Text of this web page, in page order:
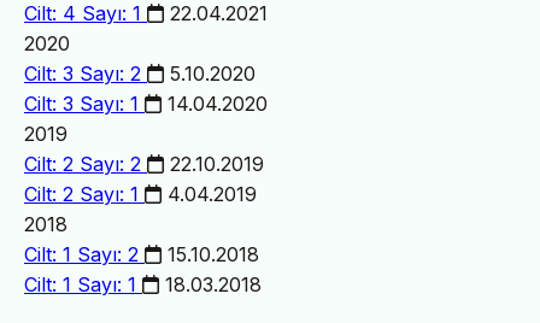
Cilt: 4 Sayı: 1
22.04.2021
2020
Cilt: 3 Sayı: 2
5.10.2020
Cilt: 3 Sayı: 1
14.04.2020
2019
Cilt: 2 Sayı: 2
22.10.2019
Cilt: 2 Sayı: 1
4.04.2019
2018
Cilt: 1 Sayı: 2
15.10.2018
Cilt: 1 Sayı: 1
18.03.2018